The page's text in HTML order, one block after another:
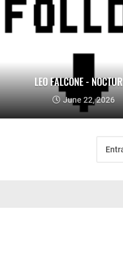
LEO FALCONE -
June 22, 2026